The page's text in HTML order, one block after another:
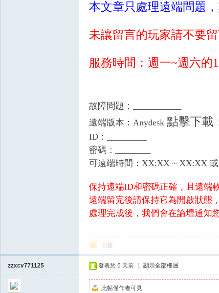
本文章只處理遠端問題
未讓留言的玩家請不要
服務時間：週一~週六的
故障問題：___________
遠端版本：Anydesk 點擊下載
ID：_________
密碼：________
可遠端時間：XX:XX ~ XX:XX
保持遠端ID和密碼正確，且遠端
遠端留完後請保持它為開啟狀態
處理完成後，我們會在論壇通知
回覆
zzxcv771125 發表於 6 天前 顯示全部樓層
此帖僅作者可見